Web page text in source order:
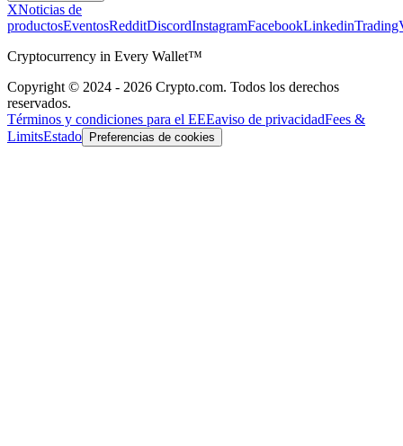
XNoticias de
productosEventosRedditDiscordInstagramFacebookLinkedin
Cryptocurrency in Every Wallet™
Copyright © 2024 - 2026 Crypto.com. Todos los derechos
reservados.
Términos y condiciones para el EEEaviso de privacidadFees &
LimitsEstado Preferencias de cookies